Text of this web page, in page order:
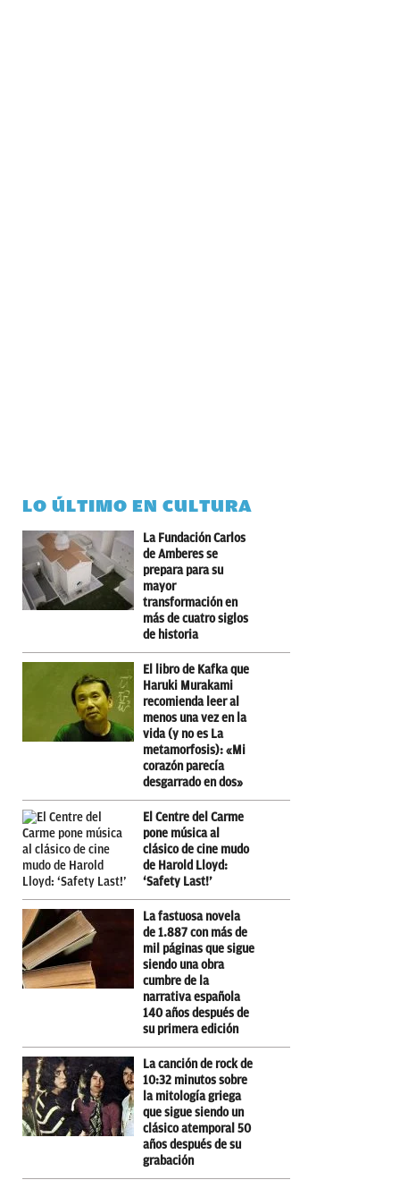
LO ÚLTIMO EN CULTURA
La Fundación Carlos
de Amberes se
prepara para su
mayor
transformación en
más de cuatro siglos
de historia
El libro de Kafka que
Haruki Murakami
recomienda leer al
menos una vez en la
vida (y no es La
metamorfosis): «Mi
corazón parecía
desgarrado en dos»
El Centre del Carme
pone música al
clásico de cine mudo
de Harold Lloyd:
‘Safety Last!’
La fastuosa novela
de 1.887 con más de
mil páginas que sigue
siendo una obra
cumbre de la
narrativa española
140 años después de
su primera edición
La canción de rock de
10:32 minutos sobre
la mitología griega
que sigue siendo un
clásico atemporal 50
años después de su
grabación